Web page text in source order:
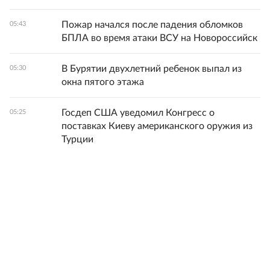
05:43
Пожар начался после падения обломков
БПЛА во время атаки ВСУ на Новороссийск
05:30
В Бурятии двухлетний ребенок выпал из
окна пятого этажа
05:25
Госдеп США уведомил Конгресс о
поставках Киеву американского оружия из
Турции